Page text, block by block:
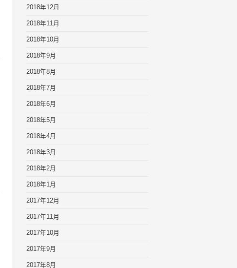
2018年12月
2018年11月
2018年10月
2018年9月
2018年8月
2018年7月
2018年6月
2018年5月
2018年4月
2018年3月
2018年2月
2018年1月
2017年12月
2017年11月
2017年10月
2017年9月
2017年8月